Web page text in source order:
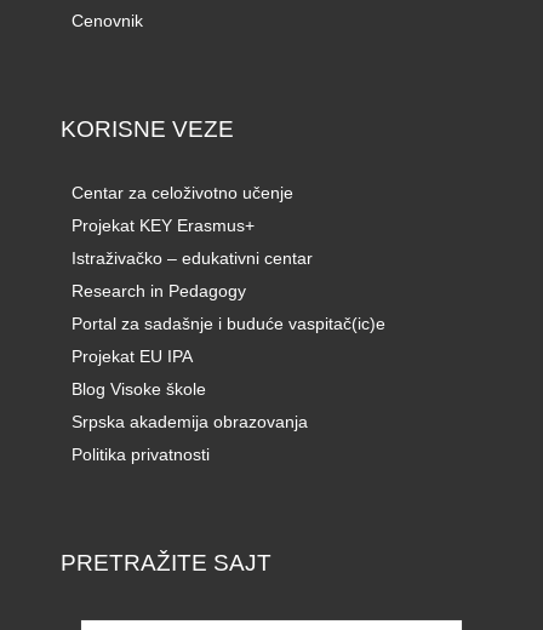
Cenovnik
KORISNE VEZE
Centar za celoživotno učenje
Projekat KEY Erasmus+
Istraživačko – edukativni centar
Research in Pedagogy
Portal za sadašnje i buduće vaspitač(ic)e
Projekat EU IPA
Blog Visoke škole
Srpska akademija obrazovanja
Politika privatnosti
PRETRAŽITE SAJT